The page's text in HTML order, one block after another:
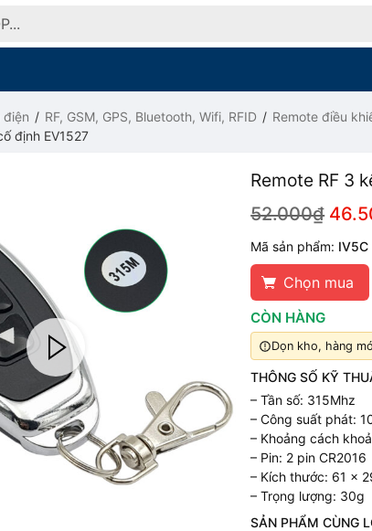
điện RF, GSM, GPS, Bluetooth, Wifi, RFID Remote điều
định EV1527
Remote RF 3
52.000₫
Mã sản phẩm: IV5C
Chọn mua
CÒN HÀNG
Dọn kho, hàng
THÔNG SỐ KỸ
– Tần số: 315Mhz
– Công suất phát:
– Khoảng cách
– Pin: 2 pin CR2016
– Kích thước: 61 x
– Trọng lượng: 30g
SẢN PHẨM CÙNG